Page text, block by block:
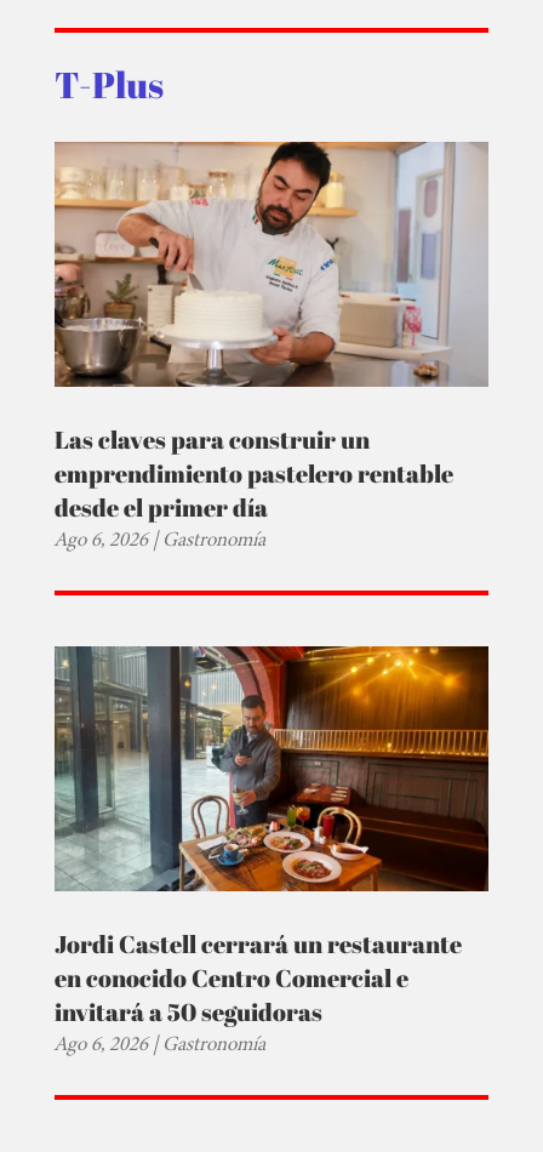
T-Plus
Las claves para construir un
emprendimiento pastelero rentable
desde el primer día
Ago 6, 2026|Gastronomía
Jordi Castell cerrará un restaurante
en conocido Centro Comercial e
invitará a 50 seguidoras
Ago 6, 2026|Gastronomía